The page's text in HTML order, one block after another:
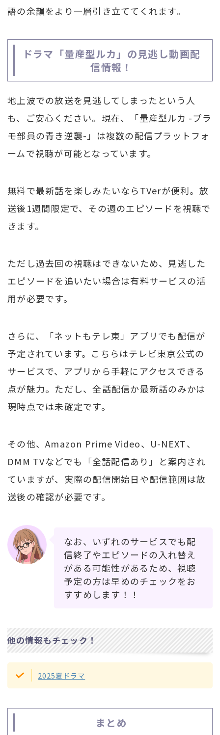
語の余韻をより一層引き立ててくれます。
ドラマ「量産型ルカ」の見逃し動画配
信情報！
地上波での放送を見逃してしまったという人
も、ご安心ください。現在、「量産型ルカ -プラ
モ部員の青き逆襲-」は複数の配信プラットフォ
ームで視聴が可能となっています。
無料で最新話を楽しみたいならTVerが便利。放
送後1週間限定で、その週のエピソードを視聴で
きます。
ただし過去回の視聴はできないため、見逃した
エピソードを追いたい場合は有料サービスの活
用が必要です。
さらに、「ネットもテレ東」アプリでも配信が
予定されています。こちらはテレビ東京公式の
サービスで、アプリから手軽にアクセスできる
点が魅力。ただし、全話配信か最新話のみかは
現時点では未確定です。
その他、Amazon Prime Video、U-NEXT、
DMM TVなどでも「全話配信あり」と案内され
ていますが、実際の配信開始日や配信範囲は放
送後の確認が必要です。
なお、いずれのサービスでも配
信終了やエピソードの入れ替え
がある可能性があるため、視聴
予定の方は早めのチェックをお
すすめします！！
他の情報もチェック！
2025夏ドラマ
まとめ